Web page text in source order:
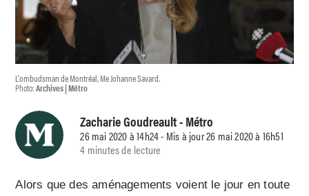
L'ombudsman de Montréal, Me Johanne Savard.
Photo:Archives | Métro
Zacharie Goudreault- Métro
26 mai 2020 à 14h24 - Mis à jour 26 mai 2020 à 16h51
4 minutes de lecture
Alors que des aménagements voient le jour en toute